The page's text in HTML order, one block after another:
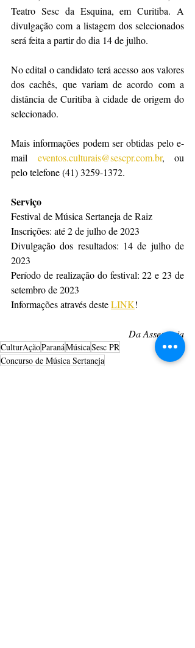
Teatro Sesc da Esquina, em Curitiba. A
divulgação com a listagem dos selecionados
será feita a partir do dia 14 de julho.
No edital o candidato terá acesso aos valores
dos cachês, que variam de acordo com a
distância de Curitiba à cidade de origem do
selecionado.
Mais informações podem ser obtidas pelo e-
mail eventos.culturais@sescpr.com.br, ou
pelo telefone (41) 3259-1372.
Serviço
Festival de Música Sertaneja de Raiz
Inscrições: até 2 de julho de 2023
Divulgação dos resultados: 14 de julho de
2023
Período de realização do festival: 22 e 23 de
setembro de 2023
Informações através deste LINK!
Da Assessoria
CulturAçãoParanáMúsicaSesc PR
Concurso de Música Sertaneja